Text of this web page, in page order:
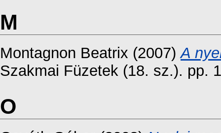
M
Montagnon Beatrix (2007)A
Szakmai Füzetek (18. sz.). pp.
O